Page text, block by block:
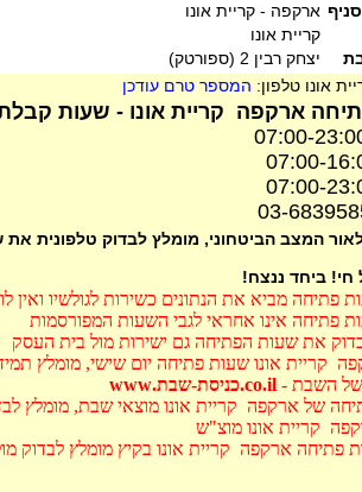
ארקפה - קריית אונו
קריית אונו
יצחק רבין 2 (ספורטק)
אונו טלפון: המספר טרם עודכן
ארקפה קריית אונו - שעות
המצב הביטחוני, מומלץ לבדוק טלפונית
חי! ביחד ננצח!
פתיחה מביא את הנתונים כשירות לגולשיו
פתיחה אינו אחראי לגבי השעות המפורסמות
את שעות הפתיחה גם ישירות מול בית העסק
קריית אונו שעות פתיחה יום שישי, מומלץ
של השבת -co.il.כניסת-שבת.www
של ארקפה קריית אונו מוצאי שבת, מומלץ
קריית אונו מוצ"ש
פתיחה ארקפה קריית אונו בקיץ מומלץ לבדוק